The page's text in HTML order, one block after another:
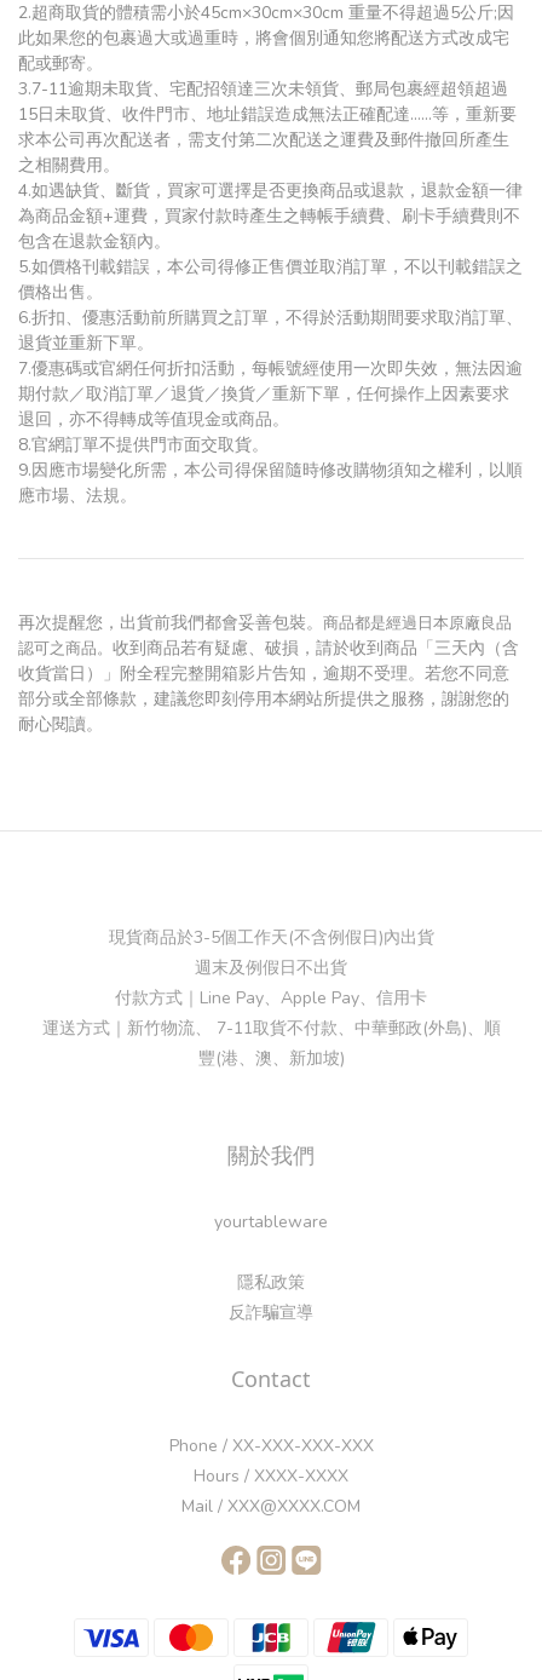
2.超商取貨的體積需小於45cm×30cm×30cm 重量不得超過5公斤;因
此如果您的包裹過大或過重時，將會個別通知您將配送方式改成宅
配或郵寄。
3.7-11逾期未取貨、宅配招領達三次未領貨、郵局包裹經超領超過
15日未取貨、收件門市、地址錯誤造成無法正確配達......等，重新要
求本公司再次配送者，需支付第二次配送之運費及郵件撤回所產生
之相關費用。
4.如遇缺貨、斷貨，買家可選擇是否更換商品或退款，退款金額一律
為商品金額+運費，買家付款時產生之轉帳手續費、刷卡手續費則不
包含在退款金額內。
5.如價格刊載錯誤，本公司得修正售價並取消訂單，不以刊載錯誤之
價格出售。
6.折扣、優惠活動前所購買之訂單，不得於活動期間要求取消訂單、
退貨並重新下單。
7.優惠碼或官網任何折扣活動，每帳號經使用一次即失效，無法因逾
期付款／取消訂單／退貨／換貨／重新下單，任何操作上因素要求
退回，亦不得轉成等值現金或商品。
8.官網訂單不提供門市面交取貨。
9.因應市場變化所需，本公司得保留隨時修改購物須知之權利，以順
應市場、法規。
再次提醒您，出貨前我們都會妥善包裝。 商品都是經過日本原廠良品
認可之商品。 收到商品若有疑慮、破損，請於收到商品「三天內（含
收貨當日）」附全程完整開箱影片告知，逾期不受理。 若您不同意
部分或全部條款，建議您即刻停用本網站所提供之服務，謝謝您的
耐心閱讀。
現貨商品於3-5個工作天(不含例假日)內出貨
週末及例假日不出貨
付款方式｜Line Pay、Apple Pay、信用卡
運送方式｜新竹物流、 7-11取貨不付款、中華郵政(外島)、順
豐(港、澳、新加坡)
關於我們
yourtableware
隱私政策
反詐騙宣導
Contact
Phone / XX-XXX-XXX-XXX
Hours / XXXX-XXXX
Mail / XXX@XXXX.COM